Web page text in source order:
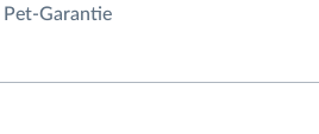
Pet-Garantie